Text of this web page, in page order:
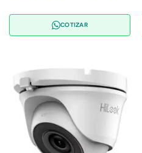
COTIZAR